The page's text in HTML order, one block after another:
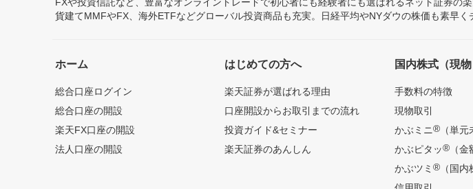
貨建てMMFやFX、海外ETFなどグローバル投資商品も充実。日経平均やNYダウの株価も素早く
ホーム
総合口座ログイン
総合口座の開設
楽天FX口座の開設
法人口座の開設
はじめての方へ
楽天証券が選ばれる理由
口座開設からお取引までの流れ
投資ガイド&セミナー
楽天証券のあんしん
国内株式（現物
手数料の特徴
現物取引
かぶミニ®（単元
かぶピタッ®（金
かぶツミ ®（国内